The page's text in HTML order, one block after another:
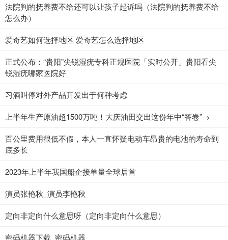
法院判的抚养费不给还可以让孩子起诉吗（法院判的抚养费不给
怎么办）
爱奇艺如何选择地区 爱奇艺怎么选择地区
正式公布：“贵阳”尖锐湿疣专科正规医院「实时公开」贵阳看尖
锐湿疣哪家医院好
​习酒叫停对外产品开发出于何种考虑
上半年生产原油超1500万吨！大庆油田交出这份年中“答卷”→
百公里费用很低不假，本人一直怀疑电动车昂贵的电池的寿命到
底多长
2023年上半年我国船企接单量全球居首
演员张艳秋_演员李艳秋
定向非定向什么意思呀（定向非定向什么意思）
密码机器下载_密码机器